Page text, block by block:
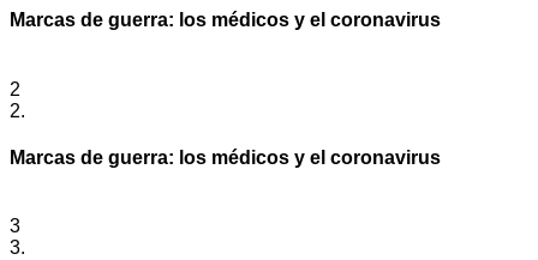
Marcas de guerra: los médicos y el coronavirus
2
2.
Marcas de guerra: los médicos y el coronavirus
3
3.